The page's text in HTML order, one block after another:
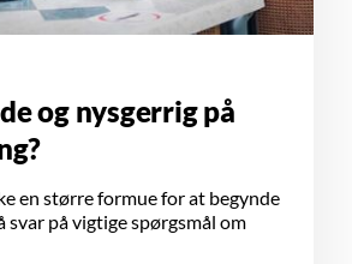
og nysgerrig på
en større formue for at begynde
svar på vigtige spørgsmål om